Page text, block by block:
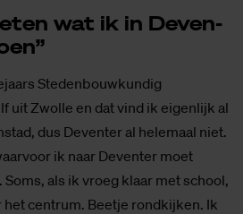
wat ik in De­ven­
Stedenbouwkundig
uit Zwolle en dat vind ik eigenlijk al
dus Deventer al helemaal niet.
ik naar Deventer moet
als ik vroeg klaar met school,
centrum. Beetje rondkijken. Ik